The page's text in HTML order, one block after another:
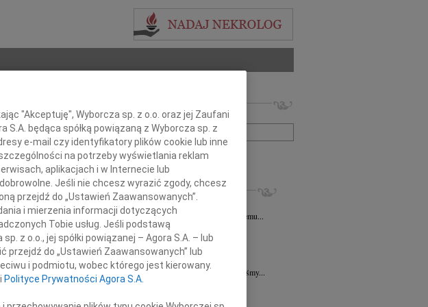
Imię i nazwisko lub numer ogłoszenia:
+ szukanie zaawansowane
INNE NEKROLOGI
Tadeusz Kotłowski 07.08.2026
Drogiemu Koledze Wojciechowi Kotłowskiemu...
Tadeusz Kotłowski 06.08.2026
W dniu 3 sierpnia 2026 roku zmarł prof. dr...
Henryk Paplaczyk
06.08.2026
Z głębokim smutkiem i poruszeniem przyjęliśmy...
Henryk Paplaczyk
Z głębokim smutkiem i żalem przyjęliśmy...
"Akceptuję", Wyborcza sp. z o.o. oraz jej Zaufani
S.A. będąca spółką powiązaną z Wyborcza sp. z
e-mail czy identyfikatory plików cookie lub inne
na potrzeby wyświetlania reklam
aplikacjach i w Internecie lub
Jeśli nie chcesz wyrazić zgody, chcesz
przejdź do „Ustawień Zaawansowanych”.
i mierzenia informacji dotyczących
Tobie usług. Jeśli podstawą
z o.o., jej spółki powiązanej – Agora S.A. – lub
do „Ustawień Zaawansowanych” lub
i podmiotu, wobec którego jest kierowany.
i Polityce Prywatności Agora S.A.